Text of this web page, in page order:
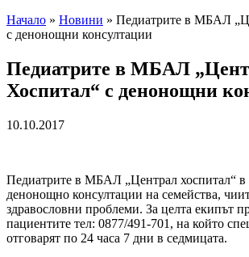
Начало » Новини » Педиатрите в МБАЛ
с денонощни консултации
Педиатрите в МБАЛ
Хоспитал“ с денонощни
10.10.2017
Педиатрите в МБАЛ „Централ хоспитал“
денонощно консултации на семейства,
здравословни проблеми. За целта екипът
пациентите тел: 0877/491-701, на който
отговарят по 24 часа 7 дни в седмицата.